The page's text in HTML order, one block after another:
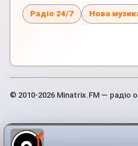
Радіо 24/7 Нова
© 2010-2026 Minatrix.FM — радіо